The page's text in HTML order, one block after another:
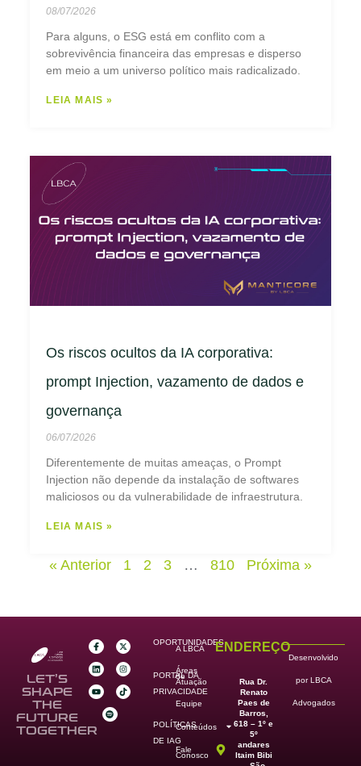
08/07/2026
Para alguns, o ESG está em conflito com a
sobrevivência financeira das empresas e disperso
em meio a um universo político mais radicalizado.
LEIA MAIS »
Os riscos ocultos da IA corporativa:
prompt Injection, vazamento de dados e
governança
06/07/2026
Diferentemente de muitas ameaças, o Prompt
Injection não depende da instalação de softwares
maliciosos ou da vulnerabilidade de infraestrutura.
LEIA MAIS »
« Anterior 1 2 3 … 810 Próxima »
LET’S
SHAPE
THE
FUTURE
TOGETHER
OPORTUNIDADES
PORTAL DA
PRIVACIDADE
POLÍTICAS
DE IAG
A LBCA
Áreas
de
Atuação
Equipe
Conteúdos
Fale
Conosco
ENDEREÇO
Rua Dr.
Renato
Paes de
Barros,
618 – 1º e
5º
andares
Itaim Bibi
Desenvolvido
por LBCA
Advogados